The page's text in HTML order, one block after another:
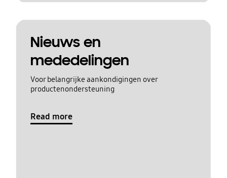
Nieuws en
mededelingen
Voor belangrijke aankondigingen over
productenondersteuning
Read more